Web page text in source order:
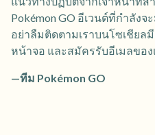
Pokémon GO อีเวนต์ที่กำลัง
อย่าลืมติดตามเราบนโซเชียล
หน้าจอ และสมัครรับอีเมลของ
—ทีม Pokémon GO